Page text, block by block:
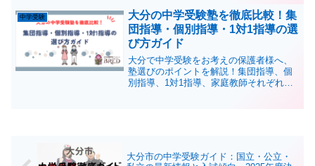
中学受験
大分の中学受験塾を徹底比較！集
団指導・個別指導・1対1指導の選
び方ガイド
大分で中学受験をお考えの保護者様へ、
塾選びのポイントを解説！集団指導、個
別指導、1対1指導、家庭教師それぞれの
大分市の中学受験ガイド：国立・公立・